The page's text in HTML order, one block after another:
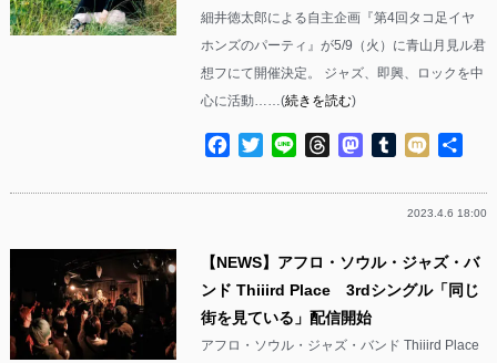
細井徳太郎による自主企画『第4回タコ足イヤ
ホンズのパーティ』が5/9（火）に青山月見ル君
想フにて開催決定。 ジャズ、即興、ロックを中
心に活動……(続きを読む)
Facebook
TwitterLine ThreadsMastodon
Tumblr
Mixi
2023.4.6 18:00
【NEWS】アフロ・ソウル・ジャズ・バ
ンド Thiiird Place 3rdシングル「同じ
街を見ている」配信開始
アフロ・ソウル・ジャズ・バンド Thiiird Place